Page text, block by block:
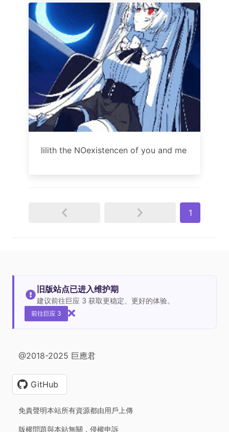
lilith the NOexistencen of you and me
1
旧版站点已进入维护期
建议前往巨应 3 获取更稳定、更好的体验。
前往巨应 3
@2018-2025 巨應君
GitHub
免責聲明本站所有資源都由用戶上傳
版權問題與本站無關，侵權申訴